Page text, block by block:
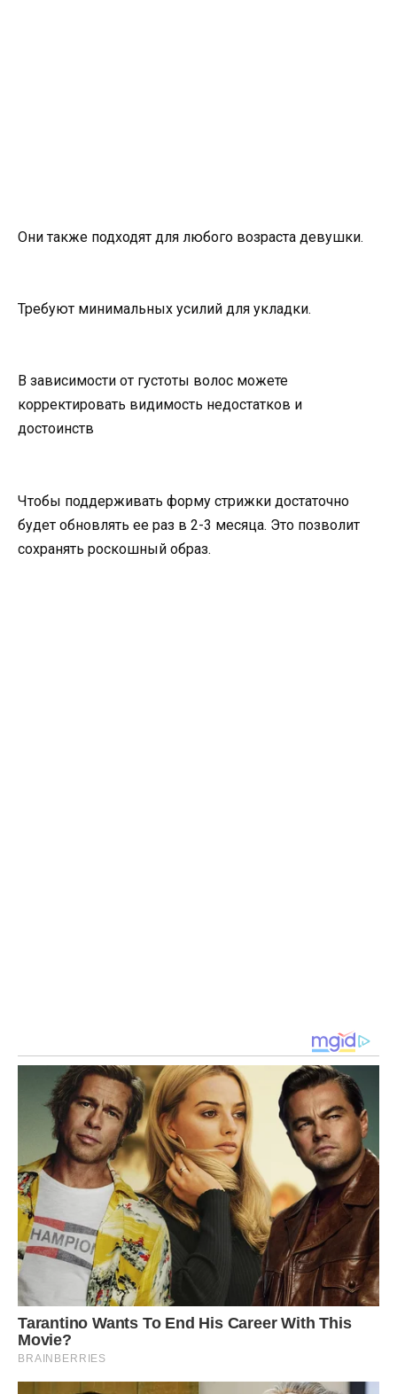
Они также подходят для любого возраста девушки.
Требуют минимальных усилий для укладки.
В зависимости от густоты волос можете
корректировать видимость недостатков и
достоинств
Чтобы поддерживать форму стрижки достаточно
будет обновлять ее раз в 2-3 месяца. Это позволит
сохранять роскошный образ.